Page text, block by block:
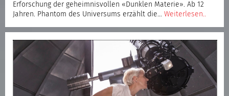
Erforschung der geheimnisvollen «Dunklen Materie». Ab 12
Jahren. Phantom des Universums erzählt die… Weiterlesen..